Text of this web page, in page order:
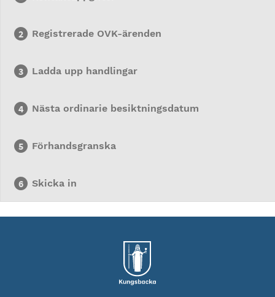
Registrerade OVK-ärenden
Ladda upp handlingar
Nästa ordinarie besiktningsdatum
Förhandsgranska
Skicka in